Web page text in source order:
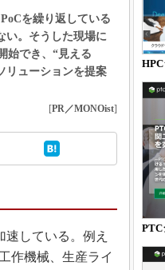
を繰り返している
い。そうした現場に
始でき、“見える
リューションを提案
[PR／MONOist]
している。例え
作機械、生産ライ
PTC